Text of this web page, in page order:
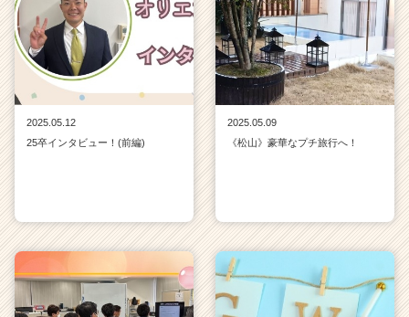
2025.05.12
25卒インタビュー！(前編)
2025.05.09
《松山》豪華なプチ旅行へ！